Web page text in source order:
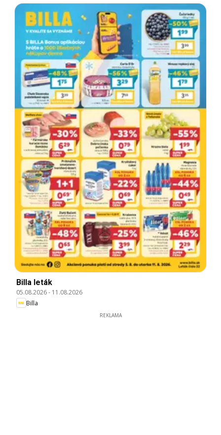
Billa leták
05.08.2026- 11.08.2026
Billa
REKLAMA